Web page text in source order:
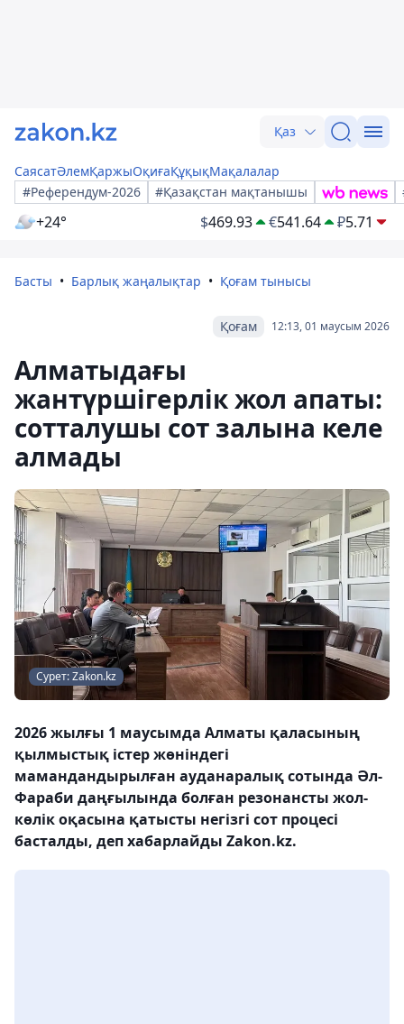
Қаз
СаясатӘлемҚаржыОқиғаҚұқықМақалалар
#Референдум-2026
#Қазақстан мақтанышы
+24° $469.93 €541.64 ₽5.71
Басты Барлық жаңалықтар Қоғам тынысы
12:13, 01 маусым 2026
Қоғам
Алматыдағы
жантүршігерлік жол апаты:
сотталушы сот залына келе
алмады
Сурет: Zakon.kz
2026 жылғы 1 маусымда Алматы қаласының
қылмыстық істер жөніндегі
мамандандырылған ауданаралық сотында Әл-
Фараби даңғылында болған резонансты жол-
көлік оқасына қатысты негізгі сот процесі
басталды, деп хабарлайды Zakon.kz.